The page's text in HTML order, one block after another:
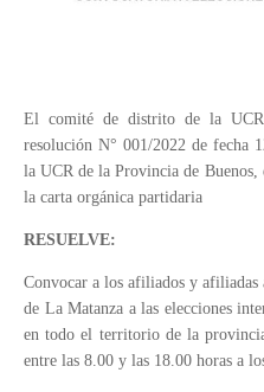
El comité de distrito de la
resolución N° 001/2022 de fecha
la UCR de la Provincia de
la carta orgánica partidaria
RESUELVE:
Convocar a los afiliados y
de La Matanza a las elecciones
en todo el territorio de la
entre las 8.00 y las 18.00 horas a